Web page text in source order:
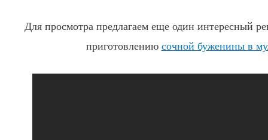
Для просмотра предлагаем еще один интересный
приготовлению сочной буженины в